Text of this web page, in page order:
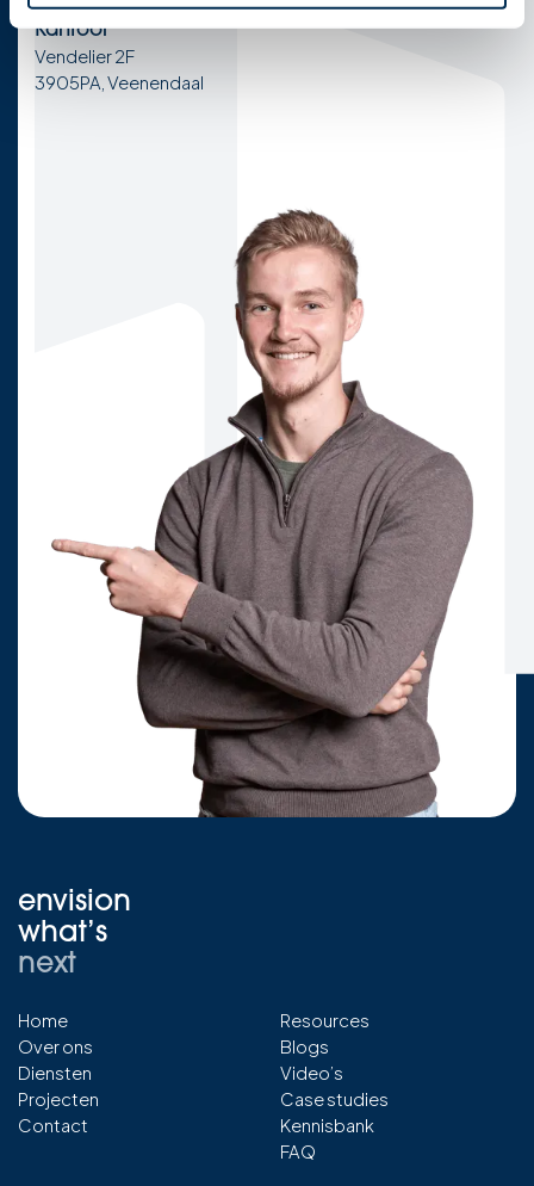
Kantoor
Vendelier 2F
3905PA, Veenendaal
envision
what’s
next
Home
Over ons
Diensten
Projecten
Contact
Resources
Blogs
Video’s
Case studies
Kennisbank
FAQ